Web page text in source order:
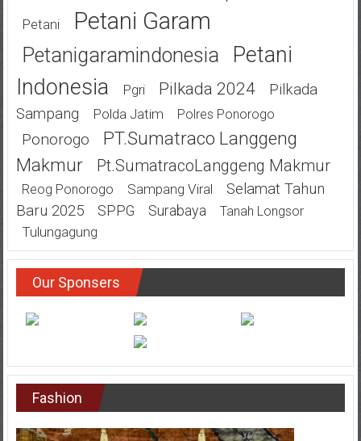
Petani Petani Garam
Petanigaramindonesia
Petani
Indonesia
Pgri Pilkada 2024
Pilkada
Sampang
Polda Jatim Polres Ponorogo
Ponorogo
PT.Sumatraco Langgeng
Makmur
Pt.SumatracoLanggeng Makmur
Reog Ponorogo Sampang Viral
Selamat Tahun
Baru 2025
SPPG Surabaya Tanah Longsor
Tulungagung
Our Sponsers
Fashion